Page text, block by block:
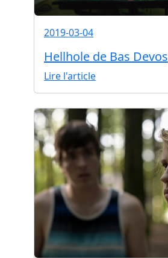
2019-03-04
Hellhole de Bas Devos
Lire l'article